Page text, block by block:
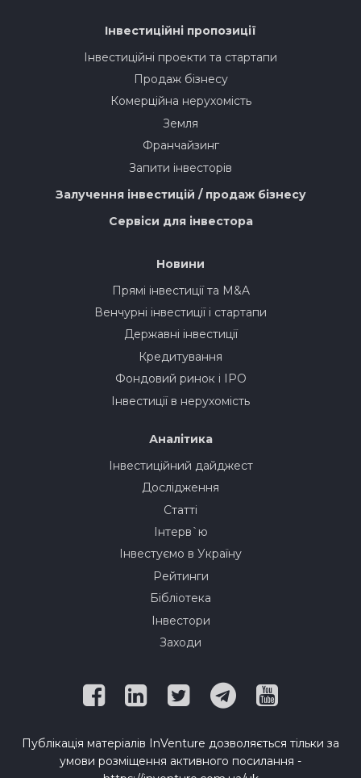
Інвестиційні пропозиції
Інвестиційні проекти та стартапи
Продаж бізнесу
Комерційна нерухомість
Земля
Франчайзинг
Запити інвесторів
Залучення інвестицій / продаж бізнесу
Сервіси для інвестора
Новини
Прямі інвестиції та M&A
Венчурні інвестиції і стартапи
Державні інвестиції
Кредитування
Фондовий ринок і IPO
Інвестиції в нерухомість
Аналітика
Інвестиційний дайджест
Дослідження
Статті
Інтерв`ю
Інвестуємо в Україну
Рейтинги
Бібліотека
Інвестори
Заходи
Публікація матеріалів InVenture дозволяється тільки за
умови розміщення активного посилання -